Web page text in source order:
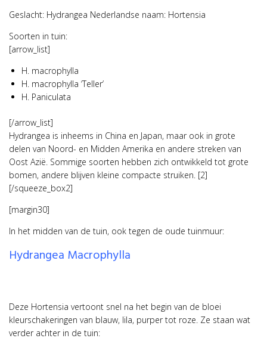
Geslacht: Hydrangea Nederlandse naam: Hortensia
Soorten in tuin:
[arrow_list]
H. macrophylla
H. macrophylla ‘Teller’
H. Paniculata
[/arrow_list]
Hydrangea is inheems in China en Japan, maar ook in grote
delen van Noord- en Midden Amerika en andere streken van
Oost Azië. Sommige soorten hebben zich ontwikkeld tot grote
bomen, andere blijven kleine compacte struiken. [2]
[/squeeze_box2]
[margin30]
In het midden van de tuin, ook tegen de oude tuinmuur:
Hydrangea Macrophylla
Deze Hortensia vertoont snel na het begin van de bloei
kleurschakeringen van blauw, lila, purper tot roze. Ze staan wat
verder achter in de tuin: